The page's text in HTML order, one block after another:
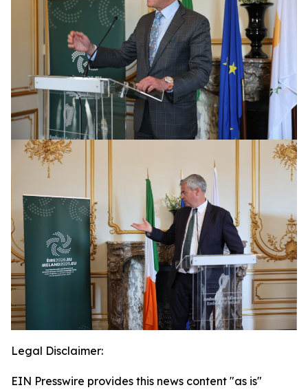
Legal Disclaimer:
EIN Presswire provides this news content "as is"